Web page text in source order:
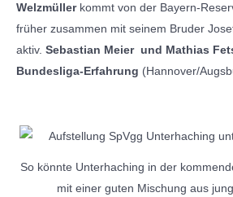
Welzmüllerkommt von der Bayern-
früher zusammen mit seinem Bruder
aktiv. Sebastian Meier und Mathias
Bundesliga-Erfahrung (Hannover/
So könnte Unterhaching in der
mit einer guten Mischung aus